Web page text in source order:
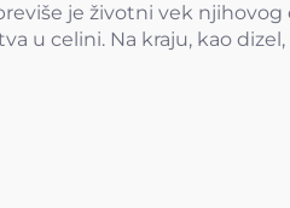
je životni vek
u celini. Na kraju, kao